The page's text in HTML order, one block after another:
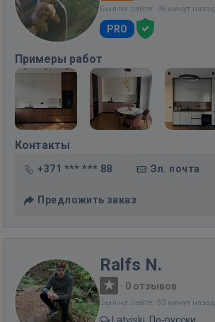
Был на сайте: 36 минут назад
PRO
Примеры работ
Контакты
+371 *** *** 88 Эл. почта
Предложить заказ
Ralfs N.
· 0 отзывов
Был на сайте: 53 минут назад
Latviski, По-русски